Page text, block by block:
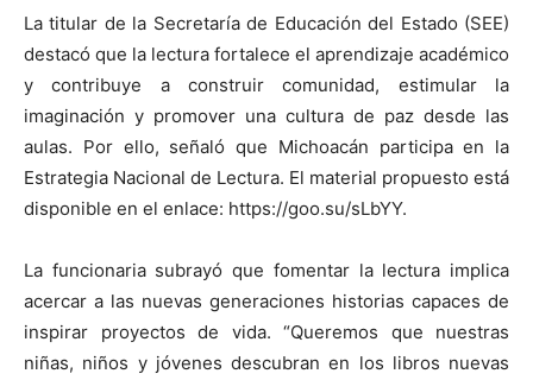
La titular de la Secretaría de Educación del Estado (SEE)
destacó que la lectura fortalece el aprendizaje académico
y contribuye a construir comunidad, estimular la
imaginación y promover una cultura de paz desde las
aulas. Por ello, señaló que Michoacán participa en la
Estrategia Nacional de Lectura. El material propuesto está
disponible en el enlace: https://goo.su/sLbYY.
La funcionaria subrayó que fomentar la lectura implica
acercar a las nuevas generaciones historias capaces de
inspirar proyectos de vida. “Queremos que nuestras
niñas, niños y jóvenes descubran en los libros nuevas